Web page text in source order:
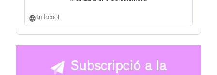
f.mtr.cool
Subscripció a la